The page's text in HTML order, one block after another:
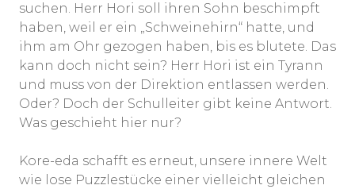
suchen. Herr Hori soll ihren Sohn beschimpft
haben, weil er ein „Schweinehirn“ hatte, und
ihm am Ohr gezogen haben, bis es blutete. Das
kann doch nicht sein? Herr Hori ist ein Tyrann
und muss von der Direktion entlassen werden.
Oder? Doch der Schulleiter gibt keine Antwort.
Was geschieht hier nur?
Kore-eda schafft es erneut, unsere innere Welt
wie lose Puzzlestücke einer vielleicht gleichen